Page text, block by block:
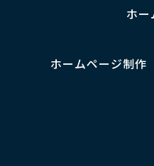
ホー
ホームページ制作